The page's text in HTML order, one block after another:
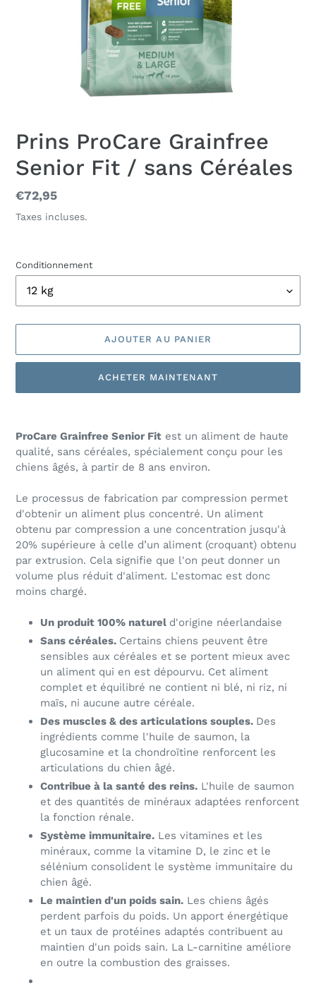
Prins ProCare Grainfree
Senior Fit / sans Céréales
Prix
normal
€72,95
Taxes incluses.
Conditionnement
AJOUTER AU PANIER
ACHETER MAINTENANT
produit
à
votre
ProCare Grainfree Senior Fit est un aliment de haute
qualité, sans céréales, spécialement conçu pour les
chiens âgés, à partir de 8 ans environ.
Le processus de fabrication par compression permet
d'obtenir un aliment plus concentré. Un aliment
obtenu par compression a une concentration jusqu'à
20% supérieure à celle d’un aliment (croquant) obtenu
par extrusion. Cela signifie que l'on peut donner un
volume plus réduit d'aliment. L'estomac est donc
moins chargé.
Un produit 100% naturel d'origine néerlandaise
Sans céréales. Certains chiens peuvent être
sensibles aux céréales et se portent mieux avec
un aliment qui en est dépourvu. Cet aliment
complet et équilibré ne contient ni blé, ni riz, ni
maïs, ni aucune autre céréale.
Des muscles & des articulations souples. Des
ingrédients comme l'huile de saumon, la
glucosamine et la chondroïtine renforcent les
articulations du chien âgé.
Contribue à la santé des reins. L'huile de saumon
et des quantités de minéraux adaptées renforcent
la fonction rénale.
Système immunitaire. Les vitamines et les
minéraux, comme la vitamine D, le zinc et le
sélénium consolident le système immunitaire du
chien âgé.
Le maintien d'un poids sain. Les chiens âgés
perdent parfois du poids. Un apport énergétique
et un taux de protéines adaptés contribuent au
maintien d'un poids sain. La L-carnitine améliore
en outre la combustion des graisses.